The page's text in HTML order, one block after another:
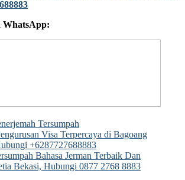
WhatsApp:
Tersumpah
Visa Terpercaya di Bagoang
+6287727688883
Bahasa Jerman Terbaik Dan
Bekasi, Hubungi 0877 2768 8883